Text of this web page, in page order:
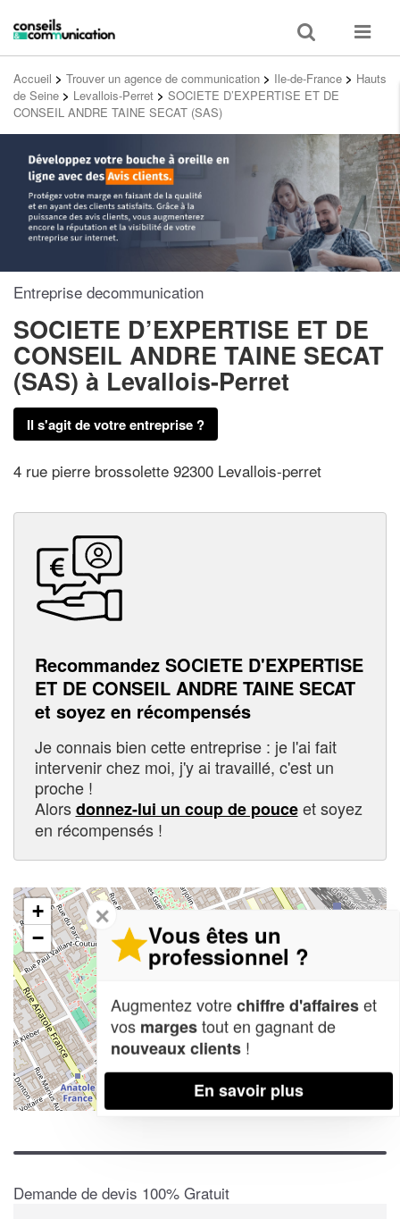
Toggle
search
Toggle
Accueil > Trouver un agence de communication > Ile-de-France > Hauts
de Seine > Levallois-Perret > SOCIETE D’EXPERTISE ET DE
CONSEIL ANDRE TAINE SECAT (SAS)
Entreprise decommunication
SOCIETE D’EXPERTISE ET DE
CONSEIL ANDRE TAINE SECAT
(SAS) à Levallois-Perret
Il s'agit de votre entreprise ?
4 rue pierre brossolette 92300 Levallois-perret
Recommandez SOCIETE D'EXPERTISE
ET DE CONSEIL ANDRE TAINE SECAT
et soyez en récompensés
Je connais bien cette entreprise : je l'ai fait
intervenir chez moi, j'y ai travaillé, c'est un
proche !
Alorsdonnez-lui un coup de pouceet soyez
en récompensés !
+
−
OpenStreetMap contributors,
Demande de devis 100% Gratuit
✕
Vous êtes un
professionnel ?
Augmentez votrechiffre d'affaireset
vos margestout en gagnant de
nouveaux clients !
En savoir plus